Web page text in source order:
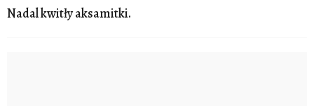
Nadal kwitły aksamitki.